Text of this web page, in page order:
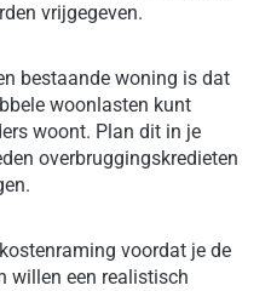
vrijgegeven.
bestaande woning is dat
woonlasten kunt
woont. Plan dit in je
overbruggingskredieten
voordat je de
willen een realistisch